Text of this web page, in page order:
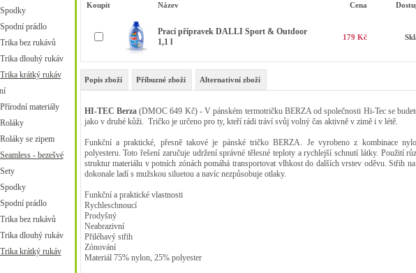
Spodky
Spodní prádlo
Trika bez rukávů
Trika dlouhý rukáv
Trika krátký rukáv
Přírodní materiály
Roláky
Roláky se zipem
Seamless - bezešvé
Sety
Spodky
Spodní prádlo
Trika bez rukávů
Trika dlouhý rukáv
Trika krátký rukáv
Koupit Název Cena
Prací přípravek DALLI Sport & Outdoor
1,1 l
179 Kč
Popis zboží Příbuzné zboží Alternativní zboží
HI-TEC Berza(DMOC 649 Kč) - V pánském termotričku BERZA od společnosti Hi-Tec se
jako v druhé kůži. Tričko je určeno pro ty, kteří rádi tráví svůj volný čas aktivně v zimě i v létě.
Funkční a praktické, přesně takové je pánské tričko BERZA. Je vyrobeno z kombinace
polyesteru. Toto řešení zaručuje udržení správné tělesné teploty a rychlejší schnutí látky. Použití
struktur materiálu v potních zónách pomáhá transportovat vlhkost do dalších vrstev oděvu. Střih
dokonale ladí s mužskou siluetou a navíc nezpůsobuje otlaky.
Funkční a praktické vlastnosti
Rychleschnoucí
Prodyšný
Neabrazivní
Přiléhavý střih
Zónování
Materiál 75% nylon, 25% polyester